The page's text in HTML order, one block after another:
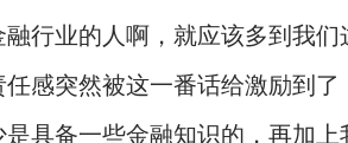
融行业的人啊，就应该多到我
任感突然被这一番话给激励到
是具备一些金融知识的，再加